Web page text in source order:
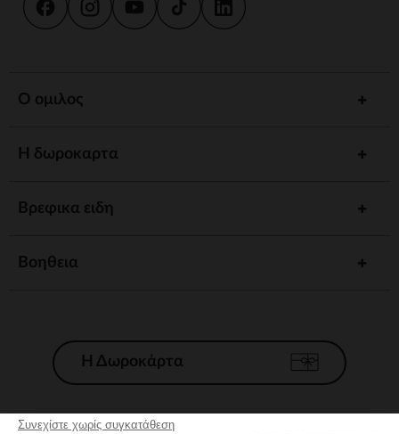
Συνεχίστε χωρίς συγκατάθεση
Ο ομιλος
Η δωροκαρτα
Βρεφικα ειδη
Βοηθεια
Η Δωροκάρτα